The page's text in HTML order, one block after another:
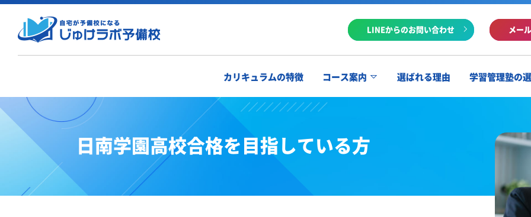
LINEからのお問い合わせ メー
カリキュラムの特徴 コース案内 選ばれる理由 学習管理塾の
日南学園高校合格を目指している方